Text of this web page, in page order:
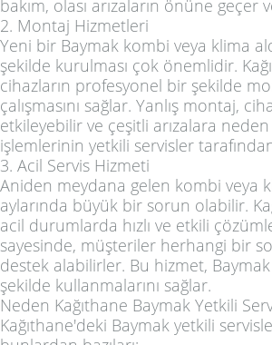
bakım, olası arızaların önüne
2. Montaj Hizmetleri
Yeni bir Baymak kombi veya klima
şekilde kurulması çok önemlidir.
cihazların profesyonel bir şekilde
çalışmasını sağlar. Yanlış montaj,
etkileyebilir ve çeşitli arızalara
işlemlerinin yetkili servisler
3. Acil Servis Hizmeti
Aniden meydana gelen kombi veya
aylarında büyük bir sorun olabilir.
acil durumlarda hızlı ve etkili
sayesinde, müşteriler herhangi bir
destek alabilirler. Bu hizmet, Baymak
şekilde kullanmalarını sağlar.
Neden Kağıthane Baymak Yetkili
Kağıthane'deki Baymak yetkili